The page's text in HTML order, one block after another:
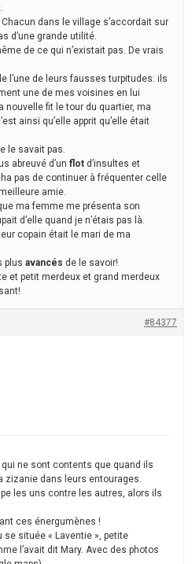
dans le village s’accordait sur
d’une grande utilité.
de ce qui n’existait pas. De vrais
l’une de leurs fausses turpitudes: ils
une de mes voisines en lui
fit le tour du quartier, ma
ainsi qu’elle apprit qu’elle était
le savait pas.
abreuvé d’un flot d’insultes et
pas de continuer à fréquenter celle
amie.
ma femme me présenta son
d’elle quand je n’étais pas là.
copain était le mari de ma
plus avancés de le savoir!
et petit merdeux et grand merdeux
#84377
ne sont contents que quand ils
zizanie dans leurs entourages.
les uns contre les autres, alors ils
ces énergumènes !
se située « Laventie », petite
l’avait dit Mary. Avec des photos